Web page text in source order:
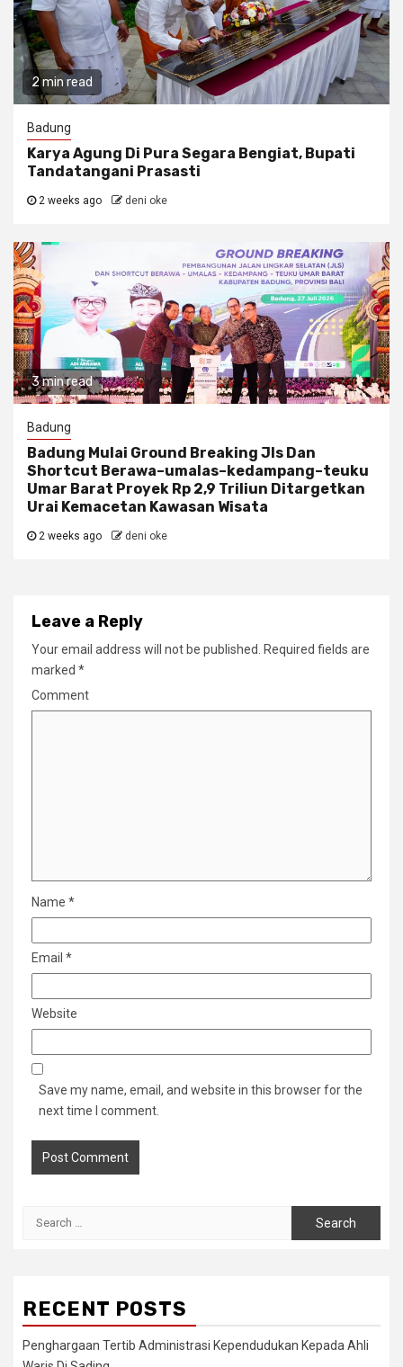
2 min read
Badung
Karya Agung Di Pura Segara Bengiat, Bupati
Tandatangani Prasasti
2 weeks ago deni oke
3 min read
Badung
Badung Mulai Ground Breaking Jls Dan
Shortcut Berawa–umalas–kedampang–teuku
Umar Barat Proyek Rp 2,9 Triliun Ditargetkan
Urai Kemacetan Kawasan Wisata
2 weeks ago deni oke
Leave a Reply
Your email address will not be published.
Required fields are
marked *
Comment
Name *
Email *
Website
Save my name, email, and website in this browser for the
next time I comment.
RECENT POSTS
Penghargaan Tertib Administrasi Kependudukan Kepada Ahli